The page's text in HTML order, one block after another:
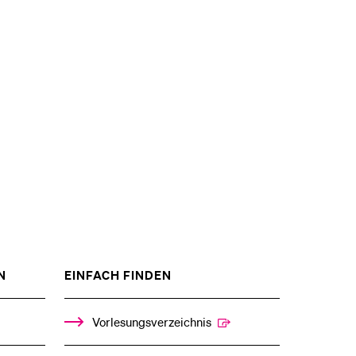
%1$S
UNTERMENÜ
EINFACH FINDEN
%1$S
UNTERMENÜ
Vorlesungsverzeichnis